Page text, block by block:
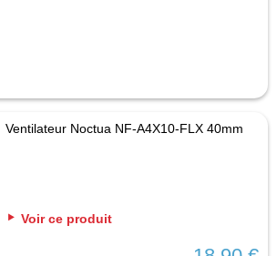
Ventilateur Noctua NF-A4X10-FLX 40mm
Voir ce produit